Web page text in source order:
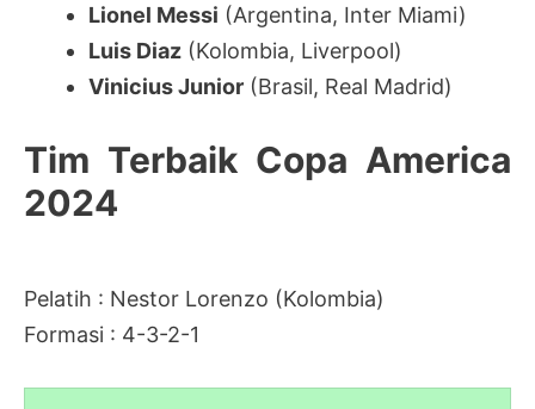
Lionel Messi (Argentina, Inter Miami)
Luis Diaz (Kolombia, Liverpool)
Vinicius Junior (Brasil, Real Madrid)
Tim Terbaik Copa America
2024
Pelatih : Nestor Lorenzo (Kolombia)
Formasi : 4-3-2-1